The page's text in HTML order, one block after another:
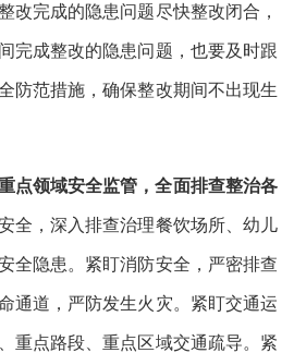
改完成的隐患问题尽快整改闭合，
完成整改的隐患问题，也要及时跟
防范措施，确保整改期间不出现生
点领域安全监管，全面排查整治各
全，深入排查治理餐饮场所、幼儿
全隐患。紧盯消防安全，严密排查
通道，严防发生火灾。紧盯交通运
重点路段、重点区域交通疏导。紧